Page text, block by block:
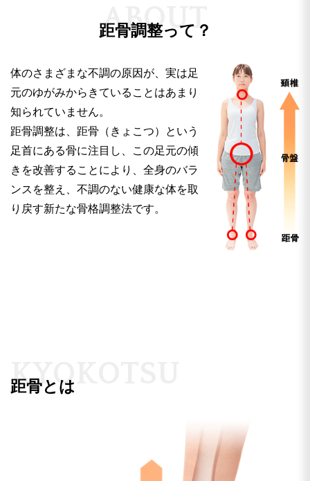
距骨調整って？
ABO UT
体のさまざまな不調の原因が、実は足
元のゆがみからきていることはあまり
知られていません。
距骨調整は、距骨（きょこつ）という
足首にある骨に注目し、この足元の傾
きを改善することにより、全身のバラ
ンスを整え、不調のない健康な体を取
り戻す新たな骨格調整法です。
距骨とは
KYO